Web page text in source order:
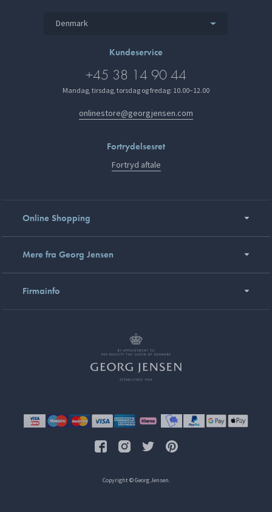
Denmark
Kundeservice
+45 38 14 90 44
Mandag, tirsdag, torsdag og fredag: 10.00–12.00
onlinestore@georgjensen.com
Fortrydelsesret
Fortryd aftale
Online Shopping
Mere fra Georg Jensen
Firmainfo
Copyright © Georg Jensen.